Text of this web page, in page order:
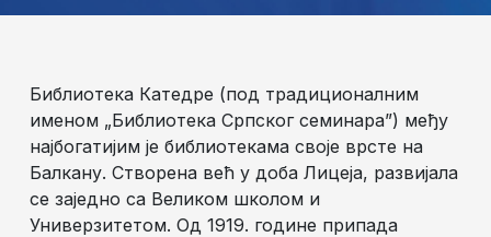
Библиотека Катедре (под традиционалним
именом „Библиотека Српског семинара”) међу
најбогатијим је библиотекама своје врсте на
Балкану. Створена већ у доба Лицеја, развијала
се заједно са Великом школом и
Универзитетом. Од 1919. године припада